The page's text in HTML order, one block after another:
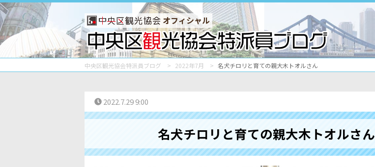
オフィシャル
中央区観光協会特派員ブログ 2022年7月 名犬チロリと育ての親大木トオルさん
2022.7.29 9:00
名犬チロリと育ての親大木トオルさん